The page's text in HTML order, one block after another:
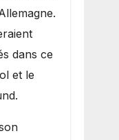
dans ce
et le